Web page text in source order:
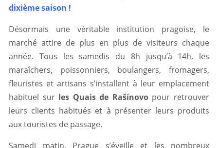
dixième saison !
Désormais une véritable institution pragoise, le
marché attire de plus en plus de visiteurs chaque
année. Tous les samedis du 8h jusqu’à 14h, les
maraîchers, poissonniers, boulangers, fromagers,
fleuristes et artisans s’installent à leur emplacement
habituel sur les Quais de Rašínovopour retrouver
leurs clients habitués et à présenter leurs produits
aux touristes de passage.
Samedi matin. Prague s’éveille et les nombreux